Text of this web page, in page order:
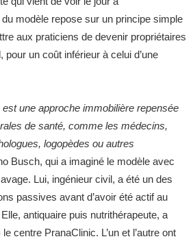
modèle repose sur un principe simple
aux praticiens de devenir propriétaires
un coût inférieur à celui d’une
une approche immobilière repensée
de santé, comme les médecins,
logopèdes ou autres
Busch, qui a imaginé le modèle avec
Lui, ingénieur civil, a été un des
passives avant d’avoir été actif au
antiquaire puis nutrithérapeute, a
centre PranaClinic. L’un et l’autre ont